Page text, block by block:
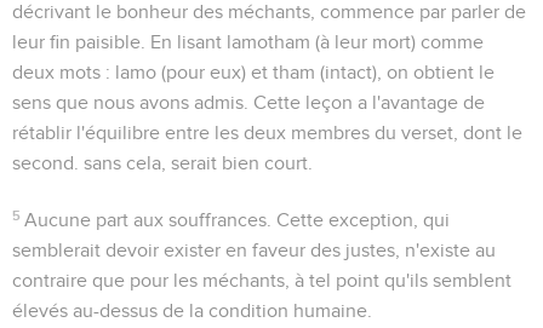
décrivant le bonheur des méchants, commence par parler de
leur fin paisible. En lisant lamotham (à leur mort) comme
deux mots : lamo (pour eux) et tham (intact), on obtient le
sens que nous avons admis. Cette leçon a l'avantage de
rétablir l'équilibre entre les deux membres du verset, dont le
second. sans cela, serait bien court.
5 Aucune part aux souffrances . Cette exception, qui
semblerait devoir exister en faveur des justes, n'existe au
contraire que pour les méchants, à tel point qu'ils semblent
élevés au-dessus de la condition humaine.